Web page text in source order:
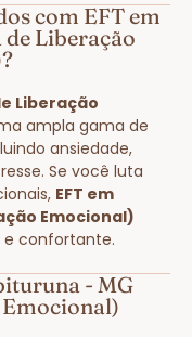
com EFT em
Liberação
Liberação
ampla gama de
ansiedade,
Se você luta
EFT em
Emocional)
confortante.
- MG